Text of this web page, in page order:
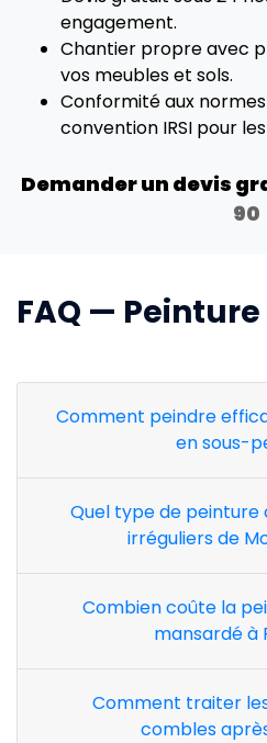
engagement.
Chantier propre avec
vos meubles et sols.
Conformité aux normes
convention IRSI pour
Demander un devis
90
FAQ — Peinture
Comment peindre
en sous-
Quel type de peinture
irréguliers de
Combien coûte la
mansardé à
Comment traiter
combles